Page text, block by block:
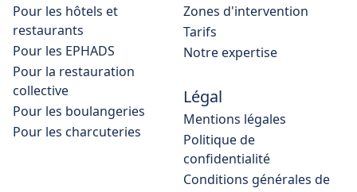
Pour les hôtels et
restaurants
Pour les EPHADS
Pour la restauration
collective
Pour les boulangeries
Pour les charcuteries
Zones d'intervention
Tarifs
Notre expertise
Légal
Mentions légales
Politique de
confidentialité
Conditions générales de